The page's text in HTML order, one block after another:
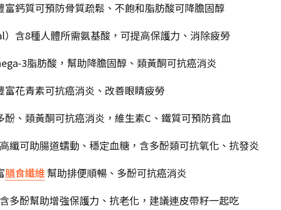
鈣質可預防骨質疏鬆、不飽和脂肪酸可降膽固醇
含8種人體所需氨基酸，可提高保護力、消除疲勞
3脂肪酸，幫助降膽固醇、類黃酮可抗癌消炎
花青素可抗癌消炎、改善眼睛疲勞
、類黃酮可抗癌消炎，維生素C、鐵質可預防貧血
纖可助腸道蠕動、穩定血糖，含多酚類可抗氧化、抗發炎
膳食纖維幫助排便順暢、多酚可抗癌消炎
多酚幫助增強保護力、抗老化，建議連皮帶籽一起吃